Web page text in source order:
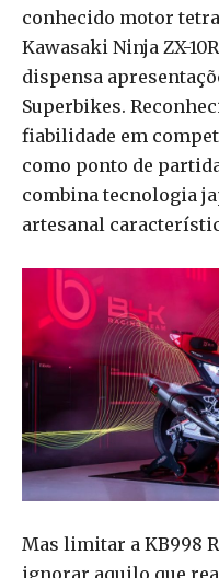
conhecido motor
Kawasaki Ninja ZX-
dispensa
Superbikes.
fiabilidade em
como ponto de
combina tecnologia
artesanal
Mas limitar a KB998